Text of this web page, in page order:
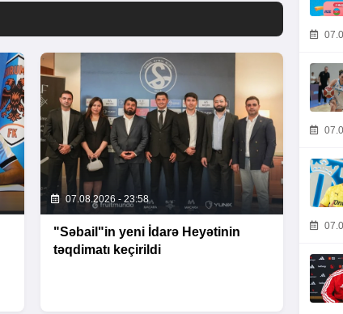
07.08.2026 - 23:58
"Səbail"in yeni İdarə Heyətinin
təqdimatı keçirildi